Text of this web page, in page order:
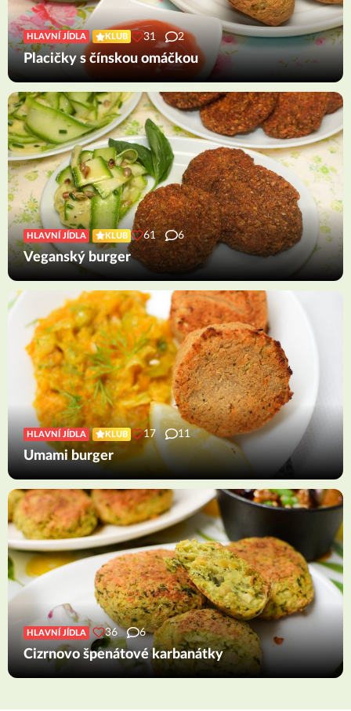
HLAVNÍ JÍDLA KLUB 31 2
Placičky s čínskou omáčkou
HLAVNÍ JÍDLA KLUB 61 6
Veganský burger
HLAVNÍ JÍDLA KLUB 17 11
Umami burger
HLAVNÍ JÍDLA 36 6
Cizrnovo špenátové karbanátky